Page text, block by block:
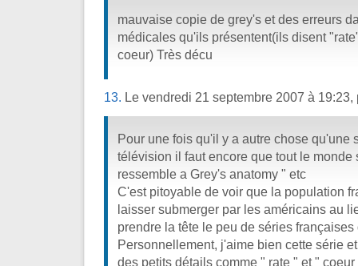
mauvaise copie de grey's et des erreurs
médicales qu'ils présentent(ils disent
coeur) Très décu
13. Le vendredi 21 septembre 2007 à
Pour une fois qu'il y a autre chose qu'une
télévision il faut encore que tout le monde
ressemble a Grey's anatomy " etc
C'est pitoyable de voir que la population
laisser submerger par les américains au
prendre la tête le peu de séries
Personnellement, j'aime bien cette série
des petits détails comme " rate " et "